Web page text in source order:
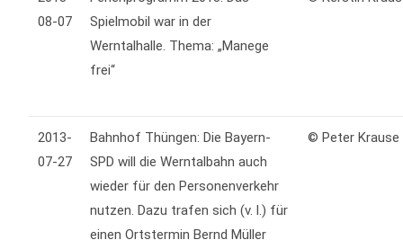
08-07
Spielmobil war in der
Werntalhalle. Thema: „Manege
frei“
2013-
07-27
Bahnhof Thüngen: Die Bayern-
SPD will die Werntalbahn auch
wieder für den Personenverkehr
nutzen. Dazu trafen sich (v. l.) für
einen Ortstermin Bernd Müller
© Peter Krause